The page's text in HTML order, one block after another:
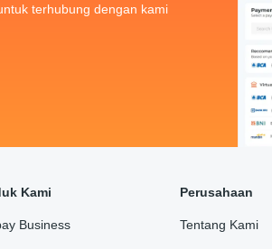
terhubung dengan kami
Kami
Business
Perusahaan
Tentang Kami